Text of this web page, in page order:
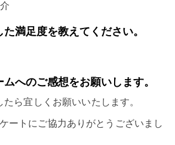
た満足度を教えてください。
へのご感想をお願いします。
ら宜しくお願いいたします。
ートにご協力ありがとうございまし